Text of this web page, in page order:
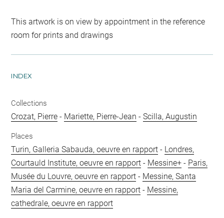
This artwork is on view by appointment in the reference
room for prints and drawings
INDEX
Collections
Crozat, Pierre - Mariette, Pierre-Jean -Scilla, Augustin
Places
Turin, Galleria Sabauda, oeuvre en rapport - Londres,
Courtauld Institute, oeuvre en rapport - Messine+ - Paris,
Musée du Louvre, oeuvre en rapport - Messine, Santa
Maria del Carmine, oeuvre en rapport - Messine,
cathedrale, oeuvre en rapport